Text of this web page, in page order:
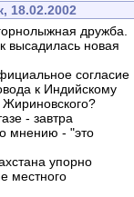
18.02.2002
дружба.
высадилась новая
согласие
к Индийскому
- завтра
мнению - "это
упорно
местного